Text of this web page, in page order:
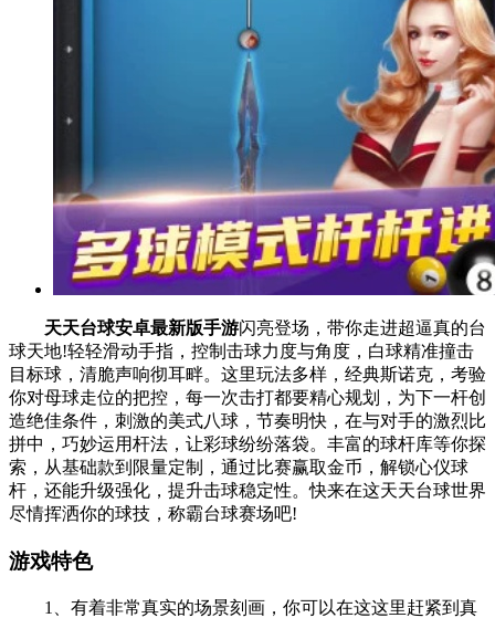
天天台球安卓最新版手游闪亮登场，带你走进超逼真的台
球天地!轻轻滑动手指，控制击球力度与角度，白球精准撞击
目标球，清脆声响彻耳畔。这里玩法多样，经典斯诺克，考验
你对母球走位的把控，每一次击打都要精心规划，为下一杆创
造绝佳条件，刺激的美式八球，节奏明快，在与对手的激烈比
拼中，巧妙运用杆法，让彩球纷纷落袋。丰富的球杆库等你探
索，从基础款到限量定制，通过比赛赢取金币，解锁心仪球
杆，还能升级强化，提升击球稳定性。快来在这天天台球世界
尽情挥洒你的球技，称霸台球赛场吧!
游戏特色
1、有着非常真实的场景刻画，你可以在这这里赶紧到真